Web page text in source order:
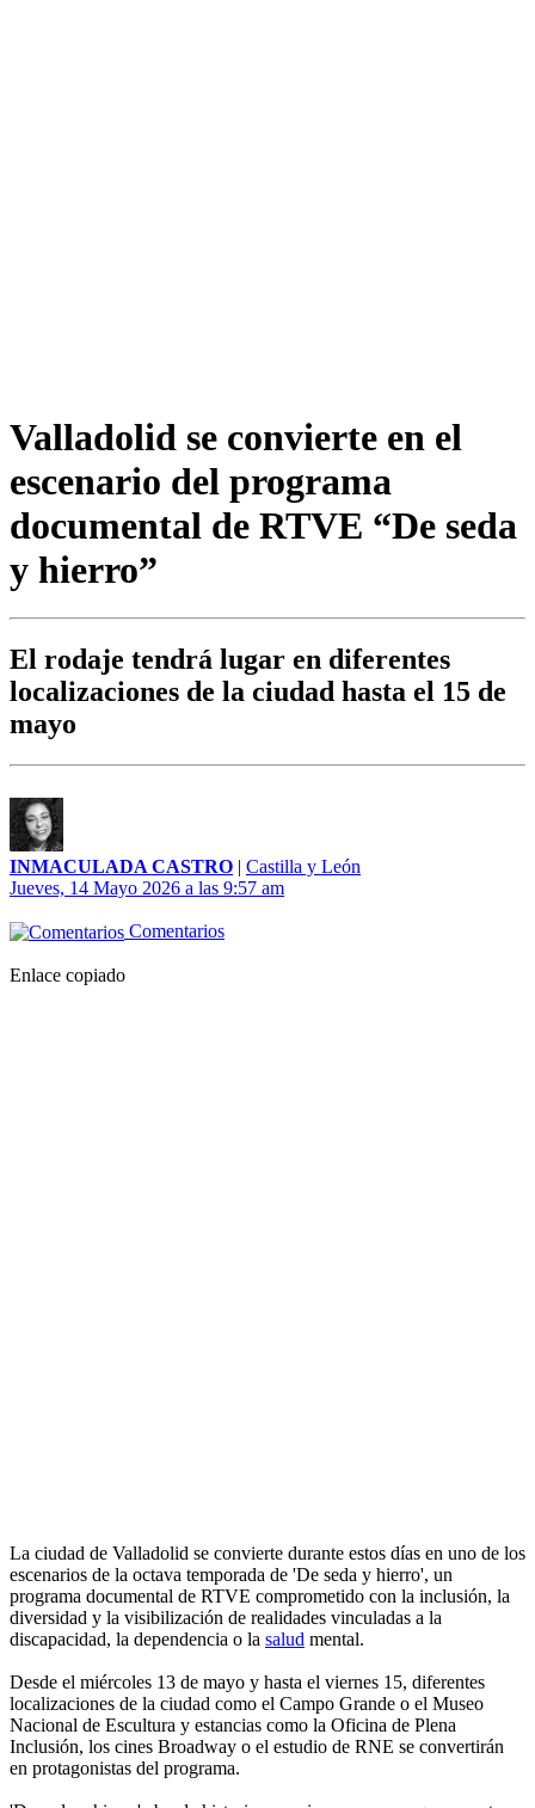
Valladolid se convierte en el
escenario del programa
documental de RTVE “De seda
y hierro”
El rodaje tendrá lugar en diferentes
localizaciones de la ciudad hasta el 15 de
mayo
INMACULADA CASTRO | Castilla y León
Jueves, 14 Mayo 2026 a las 9:57 am
Comentarios
Enlace copiado
La ciudad de Valladolid se convierte durante estos días en uno de los
escenarios de la octava temporada de 'De seda y hierro', un
programa documental de RTVE comprometido con la inclusión, la
diversidad y la visibilización de realidades vinculadas a la
discapacidad, la dependencia o la salud mental.
Desde el miércoles 13 de mayo y hasta el viernes 15, diferentes
localizaciones de la ciudad como el Campo Grande o el Museo
Nacional de Escultura y estancias como la Oficina de Plena
Inclusión, los cines Broadway o el estudio de RNE se convertirán
en protagonistas del programa.